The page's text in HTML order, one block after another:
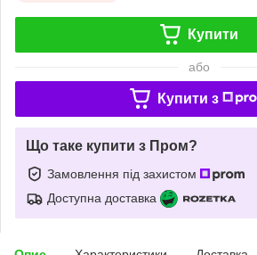
Купити
або
Купити з
Що таке купити з Пром?
Замовлення під захистом
Доступна доставка